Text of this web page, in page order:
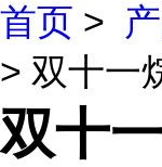
首页 >
> 双十一
双十